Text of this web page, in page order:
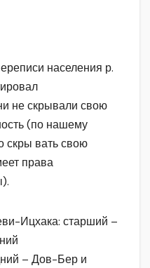
населения р.
не скрывали свою
(по нашему
скры вать свою
права
Ицхака: старший –
– Дов-Бер и